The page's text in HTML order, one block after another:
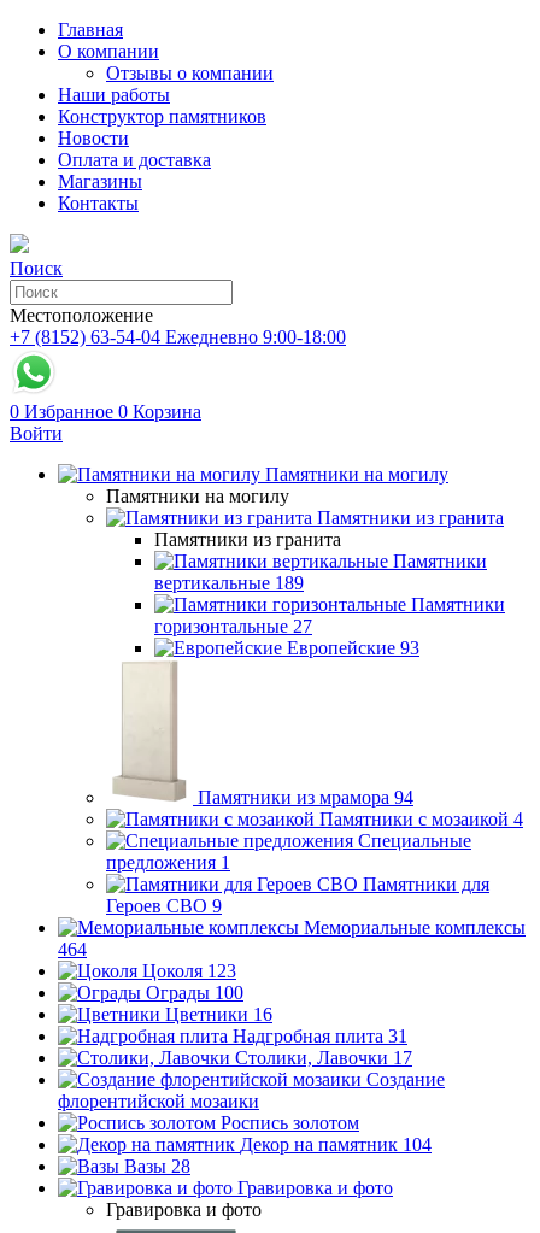
Главная
О компании
Отзывы о компании
Наши работы
Конструктор памятников
Новости
Оплата и доставка
Магазины
Контакты
Поиск
Местоположение
+7 (8152) 63-54-04 Ежедневно 9:00-18:00
0 Избранное 0 Корзина
Войти
Памятники на могилу
Памятники на могилу
Памятники из гранита
Памятники из гранита
Памятники
вертикальные 189
Памятники
горизонтальные 27
Европейские 93
Памятники из мрамора 94
Памятники с мозаикой 4
Специальные
предложения 1
Памятники для
Героев СВО 9
Мемориальные комплексы
464
Цоколя 123
Ограды 100
Цветники 16
Надгробная плита 31
Столики, Лавочки 17
Создание
флорентийской мозаики
Роспись золотом
Декор на памятник 104
Вазы 28
Гравировка и фото
Гравировка и фото